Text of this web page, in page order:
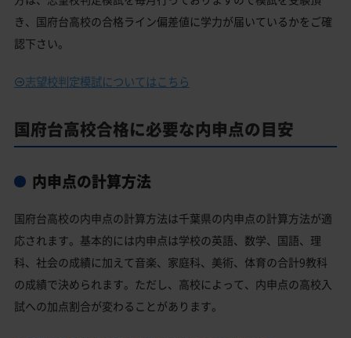
き、国府台高校の合格ライン偏差値に学力が届いているかをご確
認下さい。
志望校判定模試についてはこちら
国府台高校合格に必要な内申点の目安
内申点の計算方法
国府台高校の内申点の計算方法は千葉県の内申点の計算方法が適
応されます。基本的には内申点は学校の英語、数学、国語、理
科、社会の成績に加えて音楽、家庭科、美術、体育の合計9教科
の成績で決められます。ただし、高校によって、内申点の高校入
試への加点割合が変わることがあります。